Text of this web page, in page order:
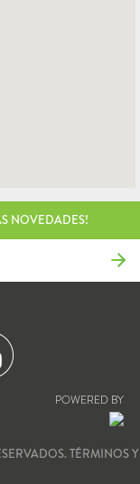
NOVEDADES!
POWERED BY
TÉRMINOS Y